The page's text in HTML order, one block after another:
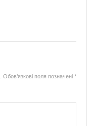
Обов’язкові поля позначені *